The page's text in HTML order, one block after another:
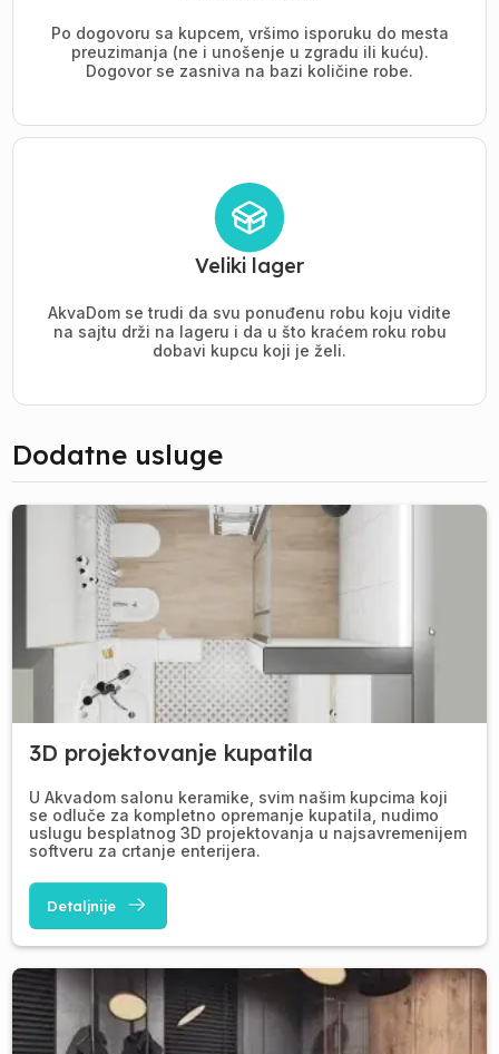
Po dogovoru sa kupcem, vršimo isporuku do mesta
preuzimanja (ne i unošenje u zgradu ili kuću).
Dogovor se zasniva na bazi količine robe.
Veliki lager
AkvaDom se trudi da svu ponuđenu robu koju vidite
na sajtu drži na lageru i da u što kraćem roku robu
dobavi kupcu koji je želi.
Dodatne usluge
3D projektovanje kupatila
U Akvadom salonu keramike, svim našim kupcima koji
se odluče za kompletno opremanje kupatila, nudimo
uslugu besplatnog 3D projektovanja u najsavremenijem
softveru za crtanje enterijera.
Detaljnije